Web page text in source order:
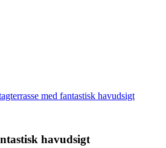
med fantastisk havudsigt
havudsigt